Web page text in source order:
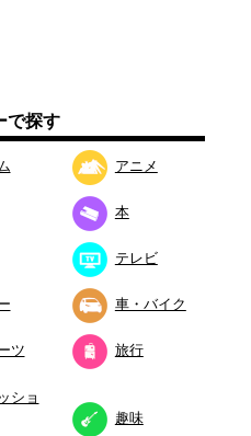
で探す
アニメ
本
テレビ
車・バイク
ツ 旅行
ショ
趣味